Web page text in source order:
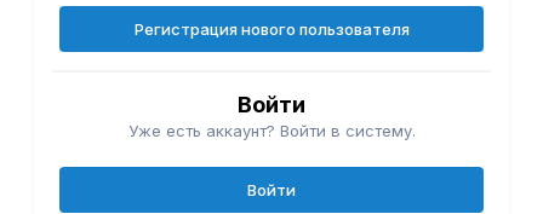
Регистрация нового пользователя
Войти
Уже есть аккаунт? Войти в систему.
Войти